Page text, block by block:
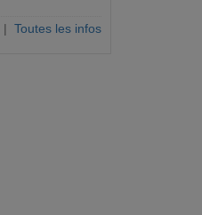
| Toutes les infos